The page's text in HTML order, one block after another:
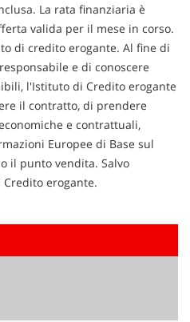
privacy*
dei miei dati per finalità di
La rata finanziaria è
valida per il mese in corso.
di credito erogante. Al fine di
e di conoscere
l'Istituto di Credito erogante
il contratto, di prendere
e contrattuali,
Europee di Base sul
il punto vendita. Salvo
erogante.